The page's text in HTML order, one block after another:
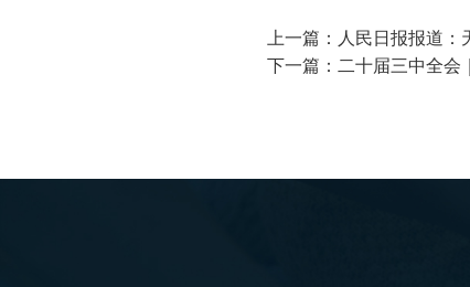
上一篇：人民日报报道
下一篇：二十届三中全会